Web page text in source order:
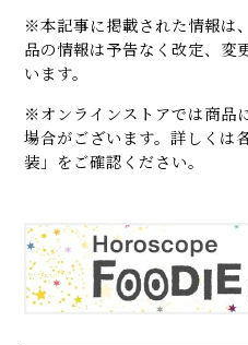
※本記事に掲載された情報は
品の情報は予告なく改定、変
います。
※オンラインストアでは商品
場合がございます。詳しくは
装」をご確認ください。